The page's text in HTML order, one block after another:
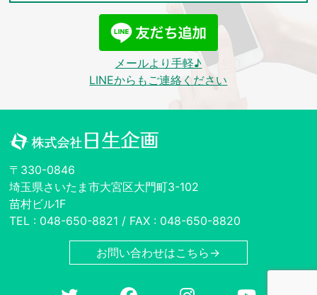
メールより手軽♪
LINEからもご連絡ください
〒330-0846
埼玉県さいたま市大宮区大門町3-102
苗村ビル1F
TEL : 048-650-8821 / FAX : 048-650-8820
お問い合わせはこちら→